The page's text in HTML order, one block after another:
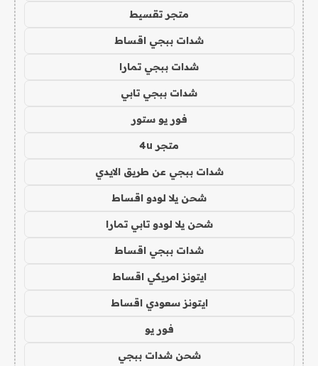
متجر تقسيط
شدات ببجي اقساط
شدات ببجي تمارا
شدات ببجي تابي
فور يو ستور
متجر 4u
شدات ببجي عن طريق الايدي
شحن يلا لودو اقساط
شحن يلا لودو تابي تمارا
شدات ببجي اقساط
ايتونز امريكي اقساط
ايتونز سعودي اقساط
فور يو
شحن شدات ببجي